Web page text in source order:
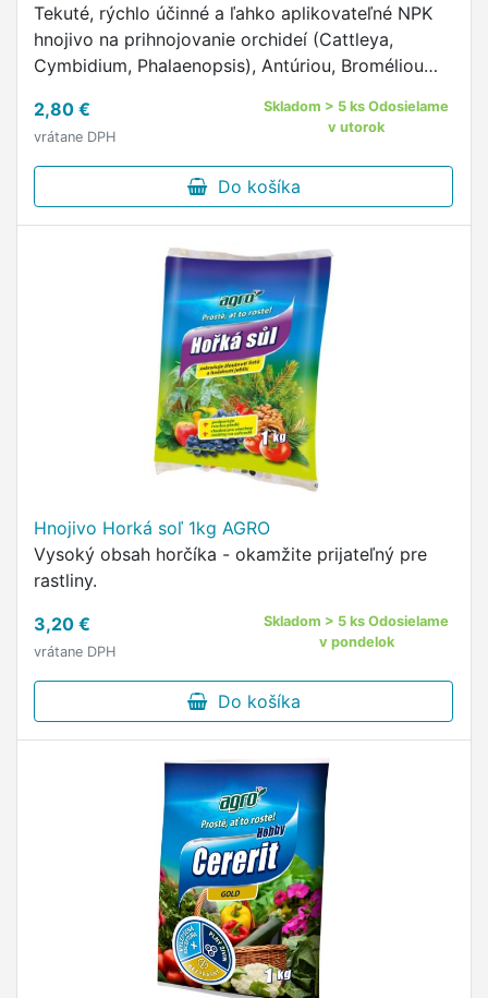
Tekuté, rýchlo účinné a ľahko aplikovateľné NPK
hnojivo na prihnojovanie orchideí (Cattleya,
Cymbidium, Phalaenopsis), Antúriou, Broméliou
ostatných epifytických …
2,80 €
vrátane DPH
Skladom > 5 ks Odosielame
v utorok
Do košíka
Hnojivo Horká soľ 1kg AGRO
Vysoký obsah horčíka - okamžite prijateľný pre
rastliny.
3,20 €
vrátane DPH
Skladom > 5 ks Odosielame
v pondelok
Do košíka